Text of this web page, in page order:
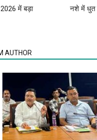
में बड़ा
नशे में धुत
AUTHOR